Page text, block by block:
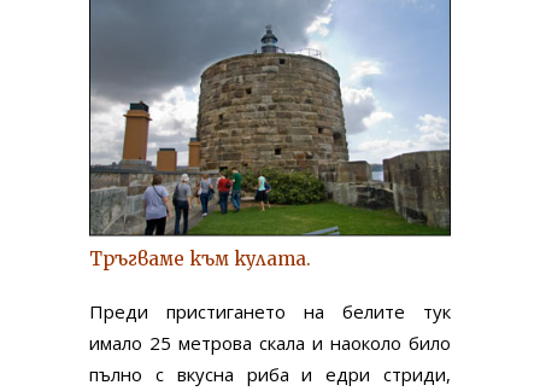
Тръгваме към кулата.
Преди пристигането на белите тук
имало 25 метрова скала и наоколо било
пълно с вкусна риба и едри стриди,